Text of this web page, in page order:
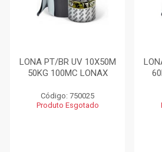
LONA PT/BR UV 10X50M
50KG 100MC LONAX
Código: 750025
Produto Esgotado